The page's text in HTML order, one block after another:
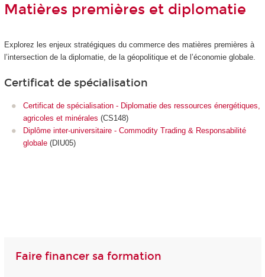
Matières premières et diplomatie
Explorez les enjeux stratégiques du commerce des matières premières à
l’intersection de la diplomatie, de la géopolitique et de l’économie globale.
Certificat de spécialisation
Certificat de spécialisation - Diplomatie des ressources énergétiques,
agricoles et minérales (CS148)
Diplôme inter-universitaire - Commodity Trading & Responsabilité
globale (DIU05)
Faire financer sa formation